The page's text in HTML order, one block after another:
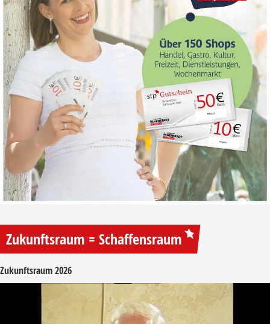
Zukunftsraum = Schaffensraum
Zukunftsraum 2026